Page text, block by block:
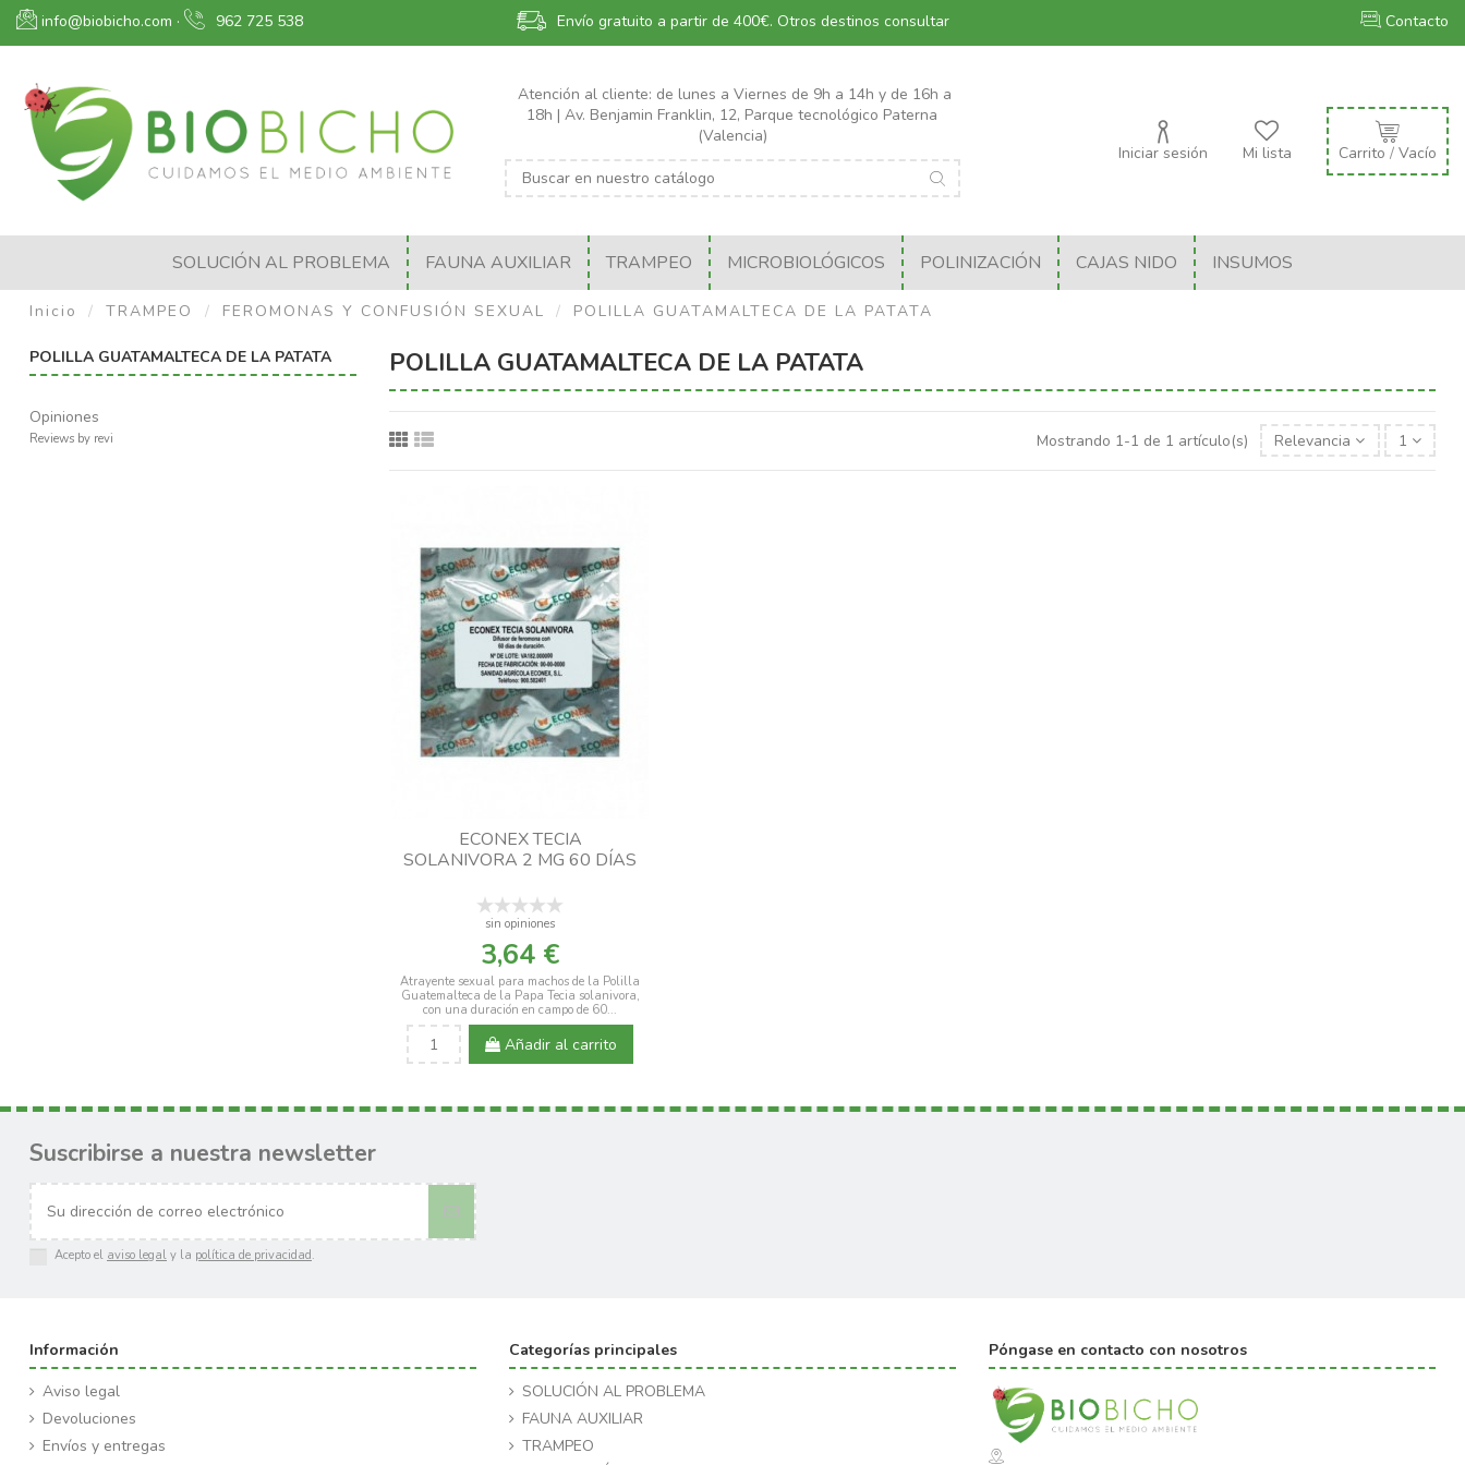
info@biobicho.com · 962 725 538 Envío gratuito a partir de 400€. Otros destinos consultar Contacto
Atención al cliente: de lunes a Viernes de 9h a 14h y de 16h a
18h | Av. Benjamin Franklin, 12, Parque tecnológico Paterna
(Valencia)
Iniciar sesión Mi lista Carrito / Vacío
SOLUCIÓN AL PROBLEMA FAUNA AUXILIAR TRAMPEO MICROBIOLÓGICOS POLINIZACIÓN CAJAS NIDO INSUMOS
Inicio TRAMPEO FEROMONAS Y CONFUSIÓN SEXUAL POLILLA GUATAMALTECA DE LA PATATA
POLILLA GUATAMALTECA DE LA PATATA
Mostrando 1-1 de 1 artículo(s) Relevancia 1
ECONEX TECIA
SOLANIVORA 2 MG 60 DÍAS
sin opiniones
3,64 €
Atrayente sexual para machos de la Polilla
Guatemalteca de la Papa Tecia solanivora,
con una duración en campo de 60...
Añadir al carrito
POLILLA GUATAMALTECA DE LA PATATA
Opiniones
Reviews by revi
Suscribirse a nuestra newsletter
Acepto el aviso legal y la política de privacidad.
Información
Aviso legal
Devoluciones
Envíos y entregas
Categorías principales
SOLUCIÓN AL PROBLEMA
FAUNA AUXILIAR
TRAMPEO
Póngase en contacto con nosotros